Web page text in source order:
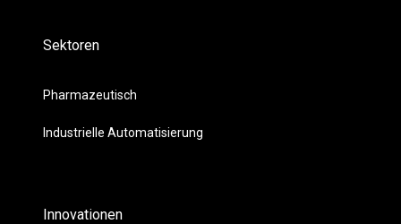
Sektoren
Pharmazeutisch
Industrielle Automatisierung
Innovationen